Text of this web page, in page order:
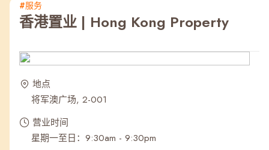
热门
NF 种籽
最近搜寻纪录
#服务
香港置业 | Hong Kong Property
地点
将军澳广场, 2-001
营业时间
星期一至日：9:30am - 9:30pm